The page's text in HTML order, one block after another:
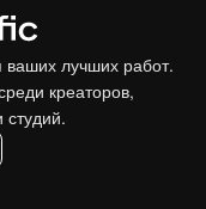
лучших работ.
креаторов,
студий.